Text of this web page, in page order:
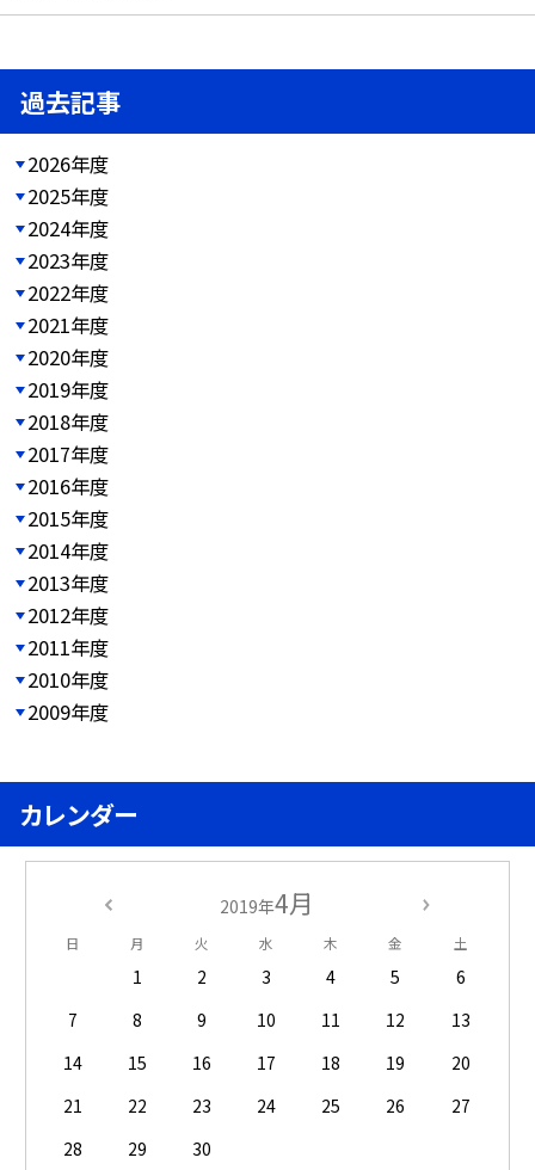
過去記事
2026年度
2025年度
2024年度
2023年度
2022年度
2021年度
2020年度
2019年度
2018年度
2017年度
2016年度
2015年度
2014年度
2013年度
2012年度
2011年度
2010年度
2009年度
カレンダー
2019年4月
日 月 火 水 木 金 土
1 2 3 4 5
6
7
8 9 10 11 12
13
14
15 16 17 18 19
20
21
22 23 24 25 26
27
28
29 30